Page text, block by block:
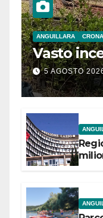
ANGUILLARA
Vasto
5 AGOSTO